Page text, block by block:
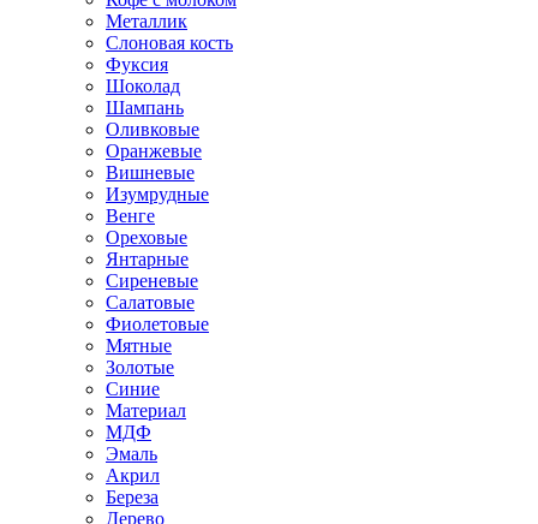
Металлик
Слоновая кость
Фуксия
Шоколад
Шампань
Оливковые
Оранжевые
Вишневые
Изумрудные
Венге
Ореховые
Янтарные
Сиреневые
Салатовые
Фиолетовые
Мятные
Золотые
Синие
Материал
МДФ
Эмаль
Акрил
Береза
Дерево